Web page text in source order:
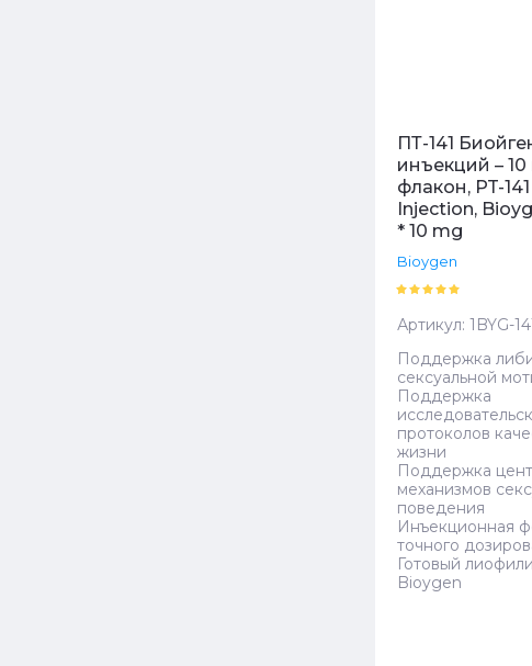
ПТ-141
инъекций – 10
флакон, PT-
Injection,
* 10 mg
Bioygen
Артикул: 1BYG-
Поддержка
сексуальной
Поддержка
протоколов
жизни
Поддержка
механизмов
поведения
Инъекционная
точного
Готовый
Bioygen